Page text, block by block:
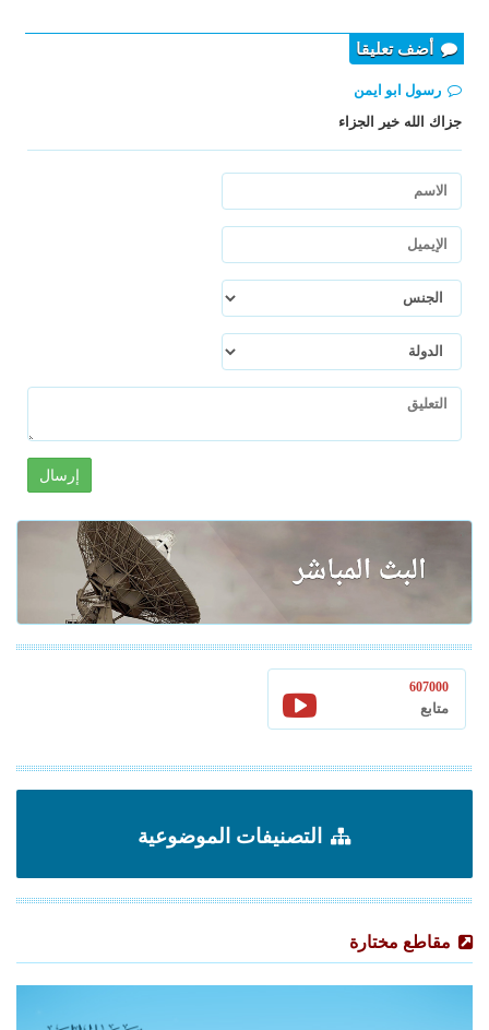
أضف تعليقا
رسول ابو ايمن
جزاك الله خير الجزاء
إرسال
607000
متابع
التصنيفات الموضوعية
مقاطع مختارة